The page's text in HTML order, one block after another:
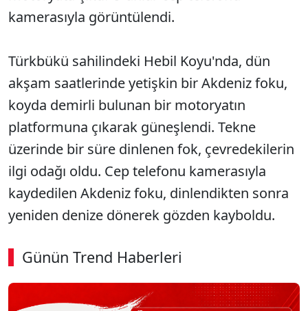
kamerasıyla görüntülendi.
Türkbükü sahilindeki Hebil Koyu'nda, dün
akşam saatlerinde yetişkin bir Akdeniz foku,
koyda demirli bulunan bir motoryatın
platformuna çıkarak güneşlendi. Tekne
üzerinde bir süre dinlenen fok, çevredekilerin
ilgi odağı oldu. Cep telefonu kamerasıyla
kaydedilen Akdeniz foku, dinlendikten sonra
yeniden denize dönerek gözden kayboldu.
Günün Trend Haberleri
00:01 / 08:06
Sesi Aç